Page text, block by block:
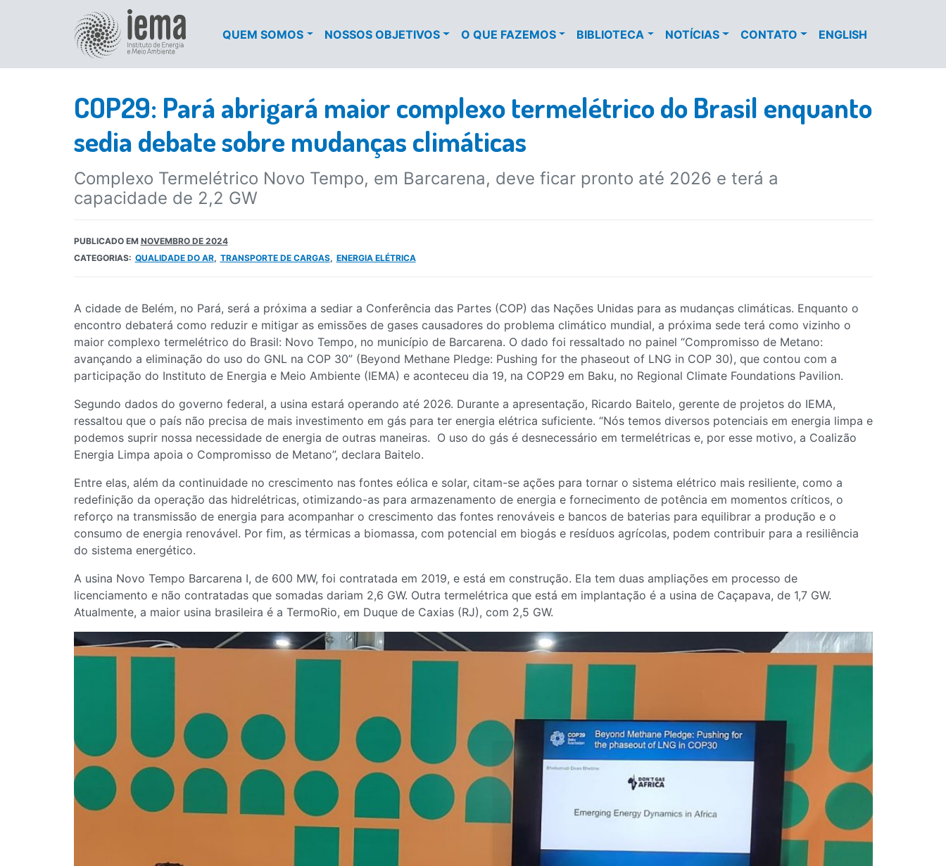
QUEM SOMOS NOSSOS OBJETIVOS O QUE FAZEMOS BIBLIOTECA NOTÍCIAS CONTATO ENGLISH
COP29: Pará abrigará maior complexo termelétrico do Brasil enquanto
sedia debate sobre mudanças climáticas
Complexo Termelétrico Novo Tempo, em Barcarena, deve ficar pronto até 2026 e terá a
capacidade de 2,2 GW
PUBLICADO EM NOVEMBRO DE 2024
CATEGORIAS: QUALIDADE DO AR TRANSPORTE DE CARGAS ENERGIA ELÉTRICA
A cidade de Belém, no Pará, será a próxima a sediar a Conferência das Partes (COP) das Nações Unidas para as mudanças climáticas. Enquanto o
encontro debaterá como reduzir e mitigar as emissões de gases causadores do problema climático mundial, a próxima sede terá como vizinho o
maior complexo termelétrico do Brasil: Novo Tempo, no município de Barcarena. O dado foi ressaltado no painel “Compromisso de Metano:
avançando a eliminação do uso do GNL na COP 30” (Beyond Methane Pledge: Pushing for the phaseout of LNG in COP 30), que contou com a
participação do Instituto de Energia e Meio Ambiente (IEMA) e aconteceu dia 19, na COP29 em Baku, no Regional Climate Foundations Pavilion.
Segundo dados do governo federal, a usina estará operando até 2026. Durante a apresentação, Ricardo Baitelo, gerente de projetos do IEMA,
ressaltou que o país não precisa de mais investimento em gás para ter energia elétrica suficiente. “Nós temos diversos potenciais em energia limpa e
podemos suprir nossa necessidade de energia de outras maneiras. O uso do gás é desnecessário em termelétricas e, por esse motivo, a Coalizão
Energia Limpa apoia o Compromisso de Metano”, declara Baitelo.
Entre elas, além da continuidade no crescimento nas fontes eólica e solar, citam-se ações para tornar o sistema elétrico mais resiliente, como a
redefinição da operação das hidrelétricas, otimizando-as para armazenamento de energia e fornecimento de potência em momentos críticos, o
reforço na transmissão de energia para acompanhar o crescimento das fontes renováveis e bancos de baterias para equilibrar a produção e o
consumo de energia renovável. Por fim, as térmicas a biomassa, com potencial em biogás e resíduos agrícolas, podem contribuir para a resiliência
do sistema energético.
A usina Novo Tempo Barcarena I, de 600 MW, foi contratada em 2019, e está em construção. Ela tem duas ampliações em processo de
licenciamento e não contratadas que somadas dariam 2,6 GW. Outra termelétrica que está em implantação é a usina de Caçapava, de 1,7 GW.
Atualmente, a maior usina brasileira é a TermoRio, em Duque de Caxias (RJ), com 2,5 GW.